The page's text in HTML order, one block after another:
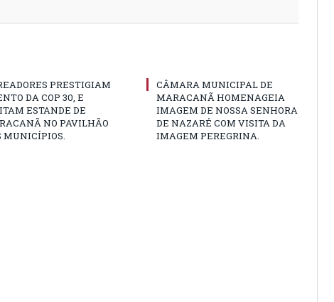
PRESTIGIAM
DA COP 30, E
ESTANDE DE
NO PAVILHÃO
MUNICÍPIOS.
CÂMARA MUNICIPAL DE
MARACANÃ HOMENAGEIA
IMAGEM DE NOSSA SENHORA
DE NAZARÉ COM VISITA DA
IMAGEM PEREGRINA.